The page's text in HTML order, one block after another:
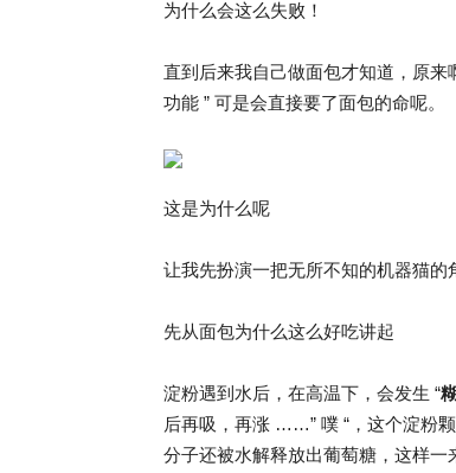
为什么会这么失败！
直到后来我自己做面包才知道，原来
功能 ” 可是会直接要了面包的命呢。
这是为什么呢
让我先扮演一把无所不知的机器猫的
先从面包为什么这么好吃讲起
淀粉遇到水后，在高温下，会发生 “
后再吸，再涨 ……” 噗 “，这个淀粉
分子还被水解释放出葡萄糖，这样一